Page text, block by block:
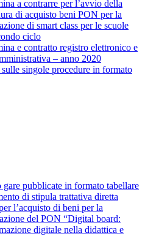
a contrarre per l’avvio della
di acquisto beni PON per la
di smart class per le scuole
ciclo
e contratto registro elettronico e
– anno 2020
singole procedure in formato
gare pubblicate in formato tabellare
di stipula trattativa diretta
l’acquisto di beni per la
del PON “Digital board:
digitale nella didattica e